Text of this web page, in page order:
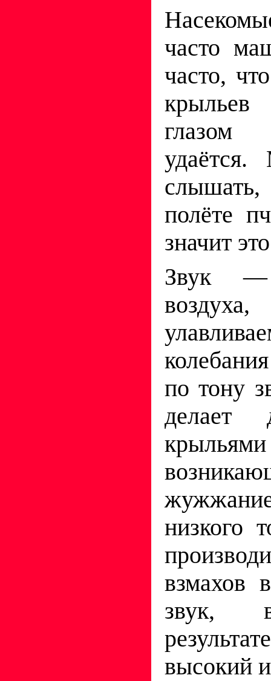
часто
часто,
глазом
полёте
значит
Звук —
по тону
делает
низкого
взмахов
звук,
высокий